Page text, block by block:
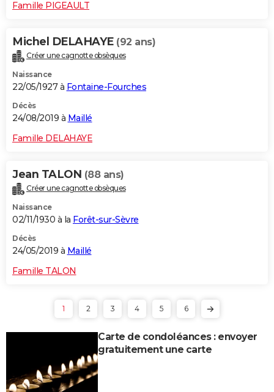
Famille PIGEAULT
Michel DELAHAYE (92 ans)
Créer une cagnotte obsèques
Naissance
22/05/1927 à Fontaine-Fourches
Décès
24/08/2019 à Maillé
Famille DELAHAYE
Jean TALON (88 ans)
Créer une cagnotte obsèques
Naissance
02/11/1930 à la Forêt-sur-Sèvre
Décès
24/05/2019 à Maillé
Famille TALON
1 2 3 4 5 6
Carte de condoléances : envoyer
gratuitement une carte